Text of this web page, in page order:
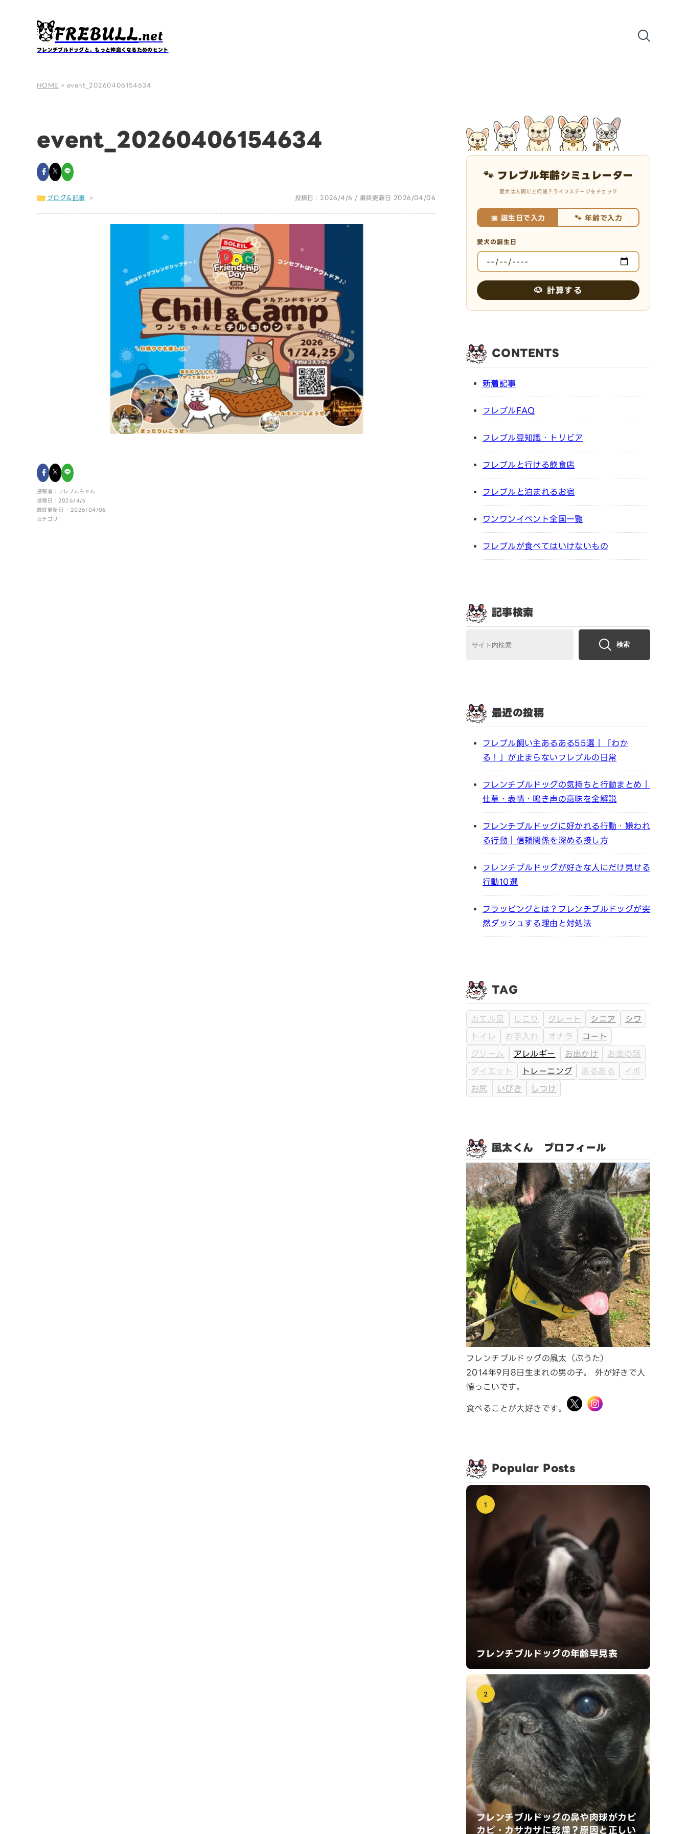
FREBULL.net
フレンチブルドッグと、もっと仲良くなるためのヒント
HOME > event_20260406154634
event_20260406154634
ブログ＆記事 > 投稿日：2026/4/6 / 最終更新日 2026/04/06
投稿者：フレブルちゃん
投稿日：2026/4/6
最終更新日 ：2026/04/06
カテゴリ：
🐾 フレブル年齢シミュレーター
愛犬は人間だと何歳？ライフステージをチェック
📅 誕生日で入力 🐾 年齢で入力
愛犬の誕生日
🐶 計算する
CONTENTS
新着記事
フレブルFAQ
フレブル豆知識・トリビア
フレブルと行ける飲食店
フレブルと泊まれるお宿
ワンワンイベント全国一覧
フレブルが食べてはいけないもの
記事検索
検索
最近の投稿
フレブル飼い主あるある55選｜「わか
る！」が止まらないフレブルの日常
フレンチブルドッグの気持ちと行動まとめ｜
仕草・表情・鳴き声の意味を全解説
フレンチブルドッグに好かれる行動・嫌われ
る行動｜信頼関係を深める接し方
フレンチブルドッグが好きな人にだけ見せる
行動10選
フラッピングとは？フレンチブルドッグが突
然ダッシュする理由と対処法
TAG
カエル足 しこり クレート シニア
シワ
トイレ
お手入れ オナラ
コート
クリーム
アレルギー お出かけ
お金の話
ダイエット
トレーニング あるある
イボ
お尻
いびき しつけ
風太くん プロフィール
フレンチブルドッグの風太（ぷうた）
2014年9月8日生まれの男の子。 外が好きで人
懐っこいです。
食べることが大好きです。
Popular Posts
1
フレンチブルドッグの年齢早見表
2
フレンチブルドッグの鼻や肉球がカピ
カピ・カサカサに乾燥？原因と正しい